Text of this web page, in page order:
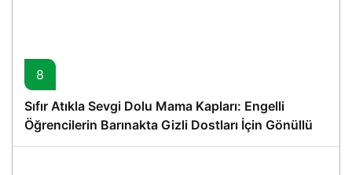
8
Sıfır Atıkla Sevgi Dolu Mama Kapları: Engelli
Öğrencilerin Barınakta Gizli Dostları İçin Gönüllü
Proje